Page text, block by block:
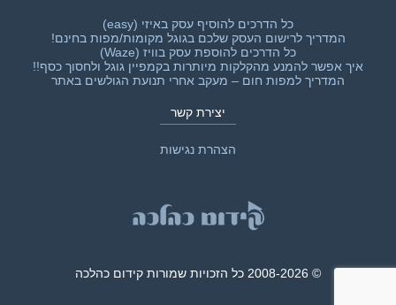
כל הדרכים להוסיף עסק באיזי (easy)
המדריך לרישום העסק שלכם בגוגל מקומות/מפות בחינם!
כל הדרכים להוספת עסק בוויז (Waze)
איך אפשר להמנע מהקלקות מיותרות בקמפיין גוגל ולחסוך כסף!!‎
המדריך למפות חום – מעקב אחרי תנועת הגולשים באתר
יצירת קשר
הצהרת נגישות
© 2008-2026 כל הזכויות שמורות קידום כהלכה